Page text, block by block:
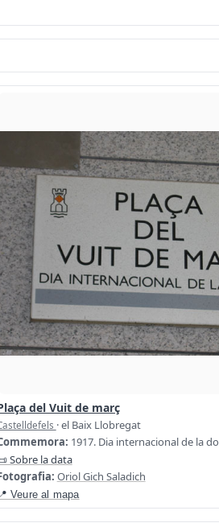
del Vuit de març
· el Baix Llobregat
1917. Dia internacional de la
Sobre la data
Oriol Gich Saladich
Veure al mapa